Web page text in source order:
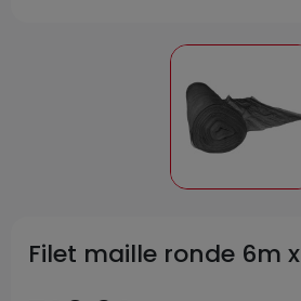
Filet maille ronde 6m